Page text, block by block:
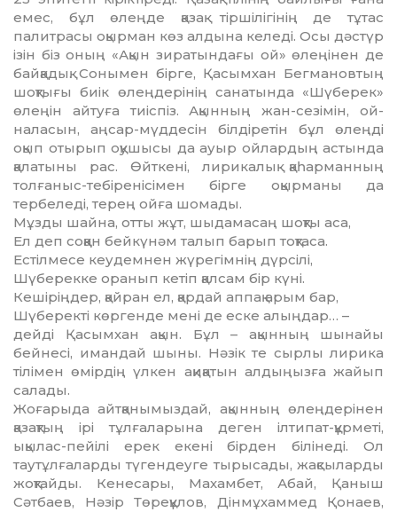
емес, бұл өлеңде қа­зақ тіршілігінің де тұтас
палитрасы оқырман көз алдына келеді. Осы дәстүр
ізін біз оның «Ақын зиратындағы ой» өлеңінен де
байқадық. Сонымен бірге, Қасымхан Бегмановтың
шоқ­тығы биік өлеңдерінің санатында «Шүберек»
өлеңін айтуға тиіспіз. Ақынның жан-сезімін, ой-
наласын, аңсар-мүддесін білдіретін бұл өлең­ді
оқып отырып оқушысы да ауыр ойлар­дың астында
қалатыны рас. Өйткені, лири­калық қаһарманның
толғаныс-тебіренісімен бірге оқырманы да
тербеледі, терең ойға шо­мады.
Мұзды шайна, отты жұт, шыдамасаң шоқты аса,
Ел деп соққан бейкүнәм талып барып тоқтаса.
Естілмесе кеудемнен жүрегімнің дүрсілі,
Шүберекке оранып кетіп қалсам бір күні.
Кешіріңдер, қайран ел, қардай аппақ арым бар,
Шүберекті көргенде мені де еске алыңдар… –
дейді Қасымхан ақын. Бұл – ақынның шы­найы
бейнесі, имандай шыны. Нәзік те сырлы ли­рика
тілімен өмірдің үлкен ақиқатын ал­дыңыз­ға жайып
салады.
Жоғарыда айтқанымыздай, ақынның өлеңдерінен
қазақтың ірі тұлғаларына деген ілтипат-құрметі,
ықылас-пейілі ерек екені бірден білінеді. Ол
таутұлғаларды түгендеуге тырысады, жақсыларды
жоқтайды. Кенесары, Махамбет, Абай, Қаныш
Сәтбаев, Нәзір Төреқұлов, Дінмұхаммед Қонаев,